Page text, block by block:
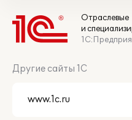
Отраслевые
и
Другие сайты 1С